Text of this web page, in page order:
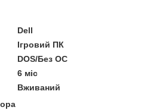
Dell
Ігровий ПК
DOS/Без ОС
6 міс
Вживаний